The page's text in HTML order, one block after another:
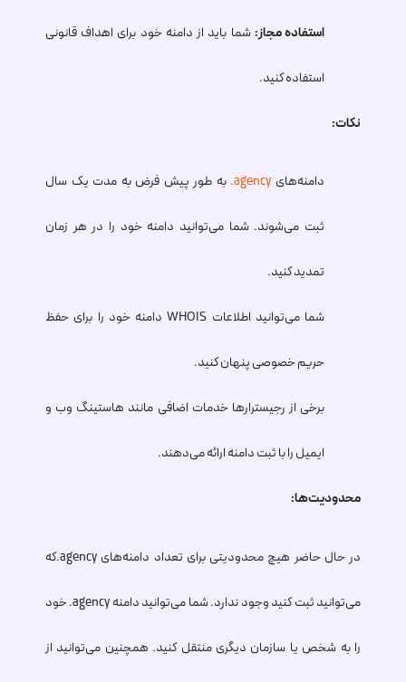
استفاده مجاز: شما باید از دامنه خود برای اهداف قانونی
استفاده کنید.
نکات:
دامنه‌های .agency به طور پیش فرض به مدت یک سال
ثبت می‌شوند. شما می‌توانید دامنه خود را در هر زمان
تمدید کنید.
شما می‌توانید اطلاعات WHOIS دامنه خود را برای حفظ
حریم خصوصی پنهان کنید.
برخی از رجیسترارها خدمات اضافی مانند هاستینگ وب و
ایمیل را با ثبت دامنه ارائه می‌دهند.
محدودیت‌ها:
در حال حاضر هیچ محدودیتی برای تعداد دامنه‌های .agencyکه
می‌توانید ثبت کنید وجود ندارد. شما می‌توانید دامنه.agencyخود
را به شخص یا سازمان دیگری منتقل کنید. همچنین می‌توانید از